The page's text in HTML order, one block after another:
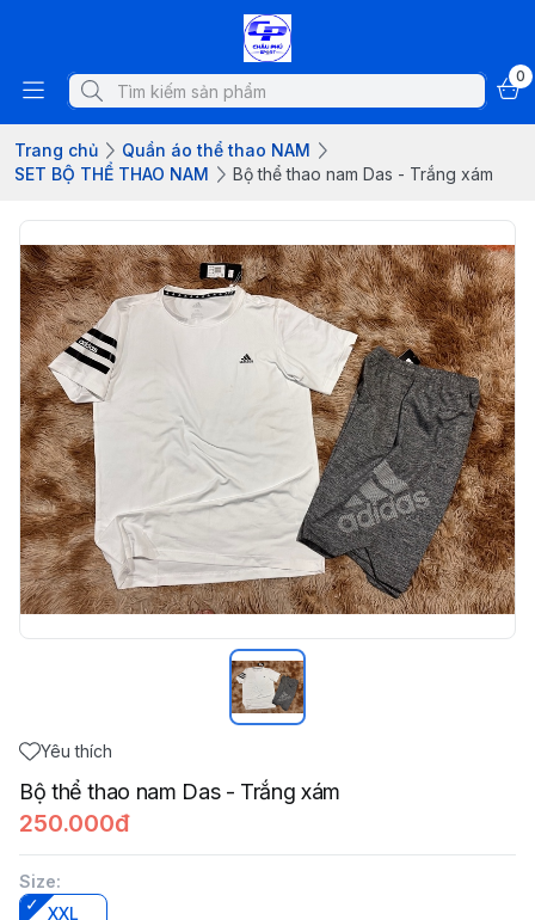
0
Trang chủ
Quần áo thể thao NAM
SET BỘ THỂ THAO NAM
Bộ thể thao nam Das - Trắng xám
Yêu thích
Bộ thể thao nam Das - Trắng xám
250.000đ
Size:
XXL